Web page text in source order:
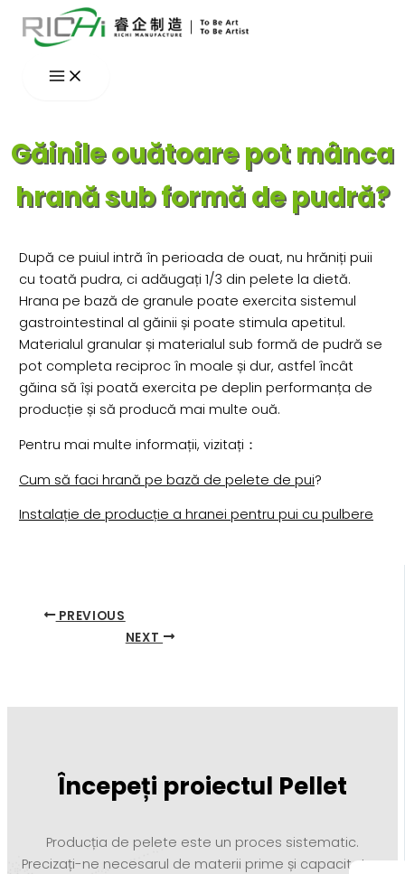
Skip
Găinile ouătoare pot mânca
hrană sub formă de pudră?
După ce puiul intră în perioada de ouat, nu hrăniți puii
cu toată pudra, ci adăugați 1/3 din pelete la dietă.
Hrana pe bază de granule poate exercita sistemul
gastrointestinal al găinii și poate stimula apetitul.
Materialul granular și materialul sub formă de pudră se
pot completa reciproc în moale și dur, astfel încât
găina să își poată exercita pe deplin performanța de
producție și să producă mai multe ouă.
Pentru mai multe informații, vizitați：
Cum să faci hrană pe bază de pelete de pui?
Instalație de producție a hranei pentru pui cu pulbere
PREVIOUS
NEXT
Începeți proiectul Pellet
Producția de pelete este un proces sistematic.
Precizați-ne necesarul de materii prime și capacitatea